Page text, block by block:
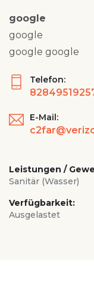
google
google
google google
Telefon:
E-Mail:
Leistungen /
Sanitär (Wasser)
Verfügbarkeit:
Ausgelastet